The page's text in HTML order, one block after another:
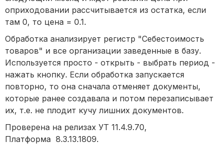
оприходовании рассчитывается из остатка, если
там 0, то цена = 0.1.
Обработка анализирует регистр "Себестоимость
товаров" и все организации заведенные в базу.
Используется просто - открыть - выбрать период -
нажать кнопку. Если обработка запускается
повторно, то она сначала отменяет документы,
которые ранее создавала и потом перезаписывает
их, т.е. не плодит кучу лишних документов.
Проверена на релизах УТ 11.4.9.70,
Платформа 8.3.13.1809.